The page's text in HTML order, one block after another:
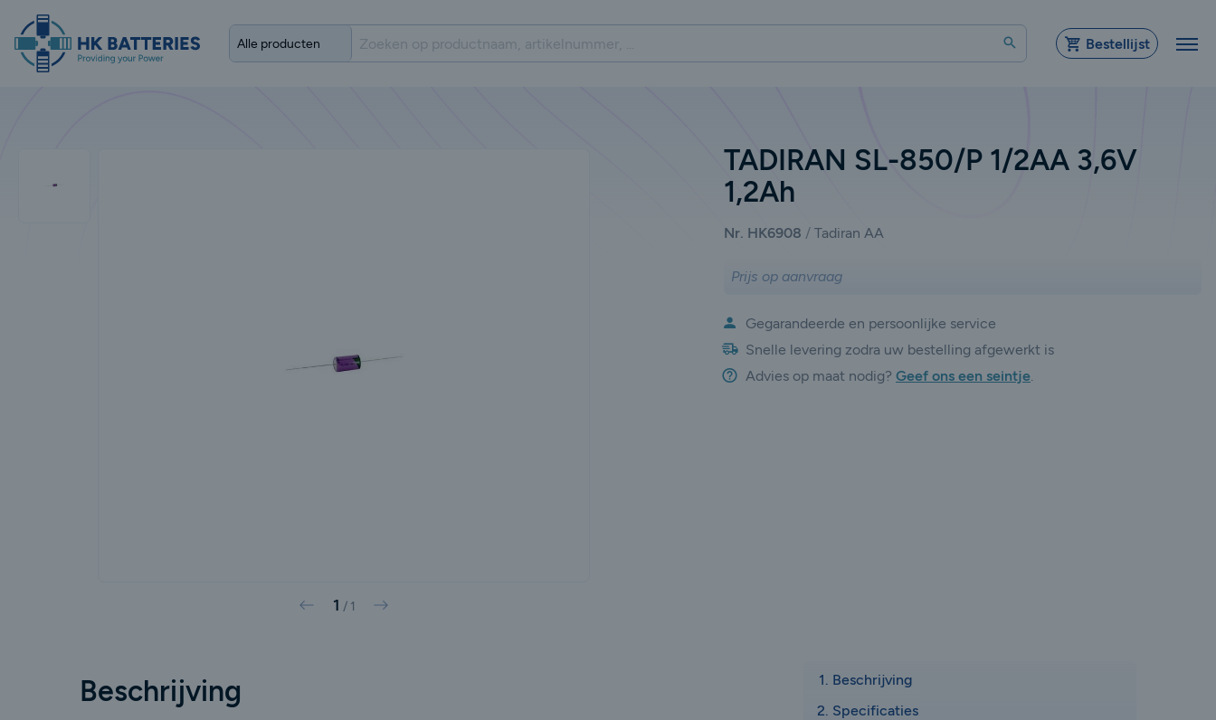
Zoeken Bestellijst
TADIRAN SL-850/P 1/2AA 3,6V
1,2Ah
Nr. HK6908 Tadiran AA
Prijs op aanvraag
Gegarandeerde en persoonlijke service
Snelle levering zodra uw bestelling afgewerkt is
Advies op maat nodig? Geef ons een seintje.
Vorige
1 / 1 Volgende
Beschrijving
Beschrijving
Specificaties